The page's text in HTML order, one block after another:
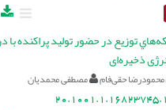
توزيع در حضور توليد پراكنده با در
ذخيره‌ای
حقی‌فام مصطفی محمدیان